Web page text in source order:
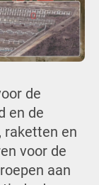
de
en de
raketten en
voor de
aan